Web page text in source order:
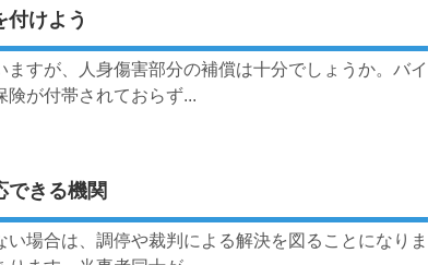
付けよう
すが、人身傷害部分の補償は十分でしょうか。バイ
険が付帯されておらず...
できる機関
場合は、調停や裁判による解決を図ることになりま